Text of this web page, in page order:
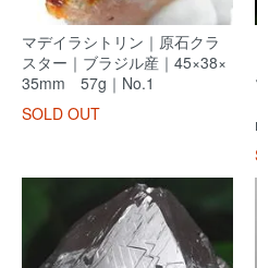
マデイラシトリン｜原石クラ
スター｜ブラジル産｜45×38×
35mm 57g｜No.1
SOLD OUT